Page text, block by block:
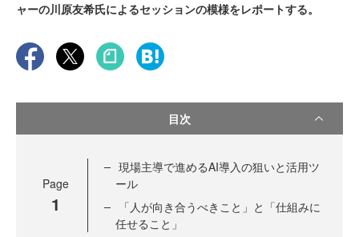
ャーの川原友希氏によるセッションの模様をレポートする。
目次
Page
1
現場主導で進めるAI導入の狙いと活用ツ
ール
「人が向き合うべきこと」と「仕組みに
任せること」